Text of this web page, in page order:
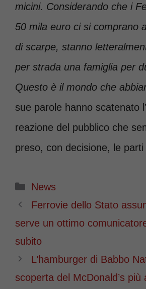
micini. Considerando che i
50 mila euro ci si comprano
di scarpe, stanno
per strada una famiglia per
Questo è il mondo che
sue parole hanno scatenato
reazione del pubblico che
preso, con decisione, le parti
Categorie
News
Ferrovie dello Stato
serve un ottimo
subito
L’hamburger di Babbo
scoperta del McDonald’s più